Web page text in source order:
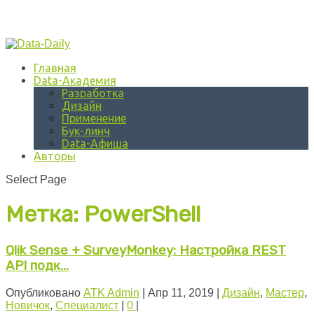
Главная
Data-Академия
Разработка
Дизайн
Применение
Бук-линч
Data-Афиша
Авторы
Select Page
Метка: PowerShell
Qlik Sense + SurveyMonkey: Настройка REST
API подк...
Опубликовано ATK Admin Апр 11, 2019 Дизайн, Мастер,
Новичок, Специалист 0